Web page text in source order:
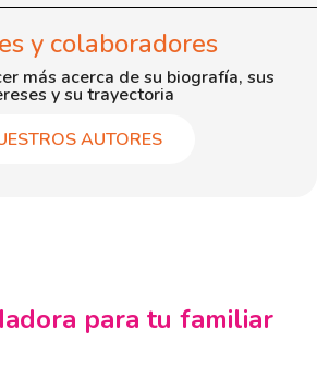
y colaboradores
más acerca de su biografía, sus
y su trayectoria
AUTORES
para tu familiar